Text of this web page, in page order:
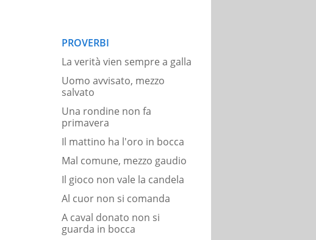
PROVERBI
La verità vien sempre a galla
Uomo avvisato, mezzo
salvato
Una rondine non fa
primavera
Il mattino ha l'oro in bocca
Mal comune, mezzo gaudio
Il gioco non vale la candela
Al cuor non si comanda
A caval donato non si
guarda in bocca